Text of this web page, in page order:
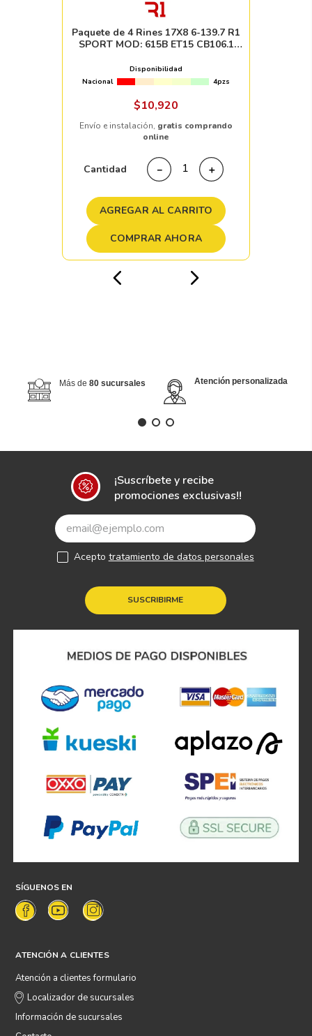
Paquete de 4 Rines 17X8 6-139.7 R1
SPORT MOD: 615B ET15 CB106.1
Disponibilidad
Nacional
4pzs
$10,920
Envío e instalación, gratis comprando
online
Cantidad ＋
－
AGREGAR AL CARRITO
COMPRAR AHORA
Más de 80 sucursales Atención personalizada
¡Suscríbete y recibe
promociones exclusivas!!
SUSCRIBIRME
Acepto tratamiento de datos personales
SÍGUENOS EN
ATENCIÓN A CLIENTES
Atención a clientes formulario
Localizador de sucursales
Información de sucursales